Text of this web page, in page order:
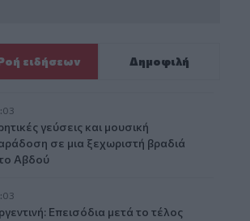
ειδήσεων Δημοφιλή
γεύσεις και μουσική
σε μια ξεχωριστή βραδιά
Αβδού
Επεισόδια μετά το τέλος